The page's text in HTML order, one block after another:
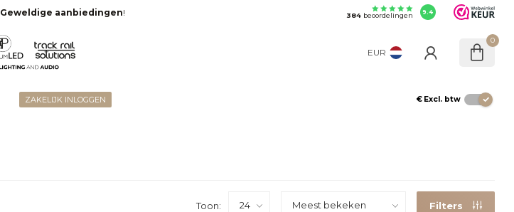
Geweldige aanbiedingen! 384beoordelingen 9.4
EUR
0
ZAKELIJK INLOGGEN € Excl. btw
Toon: Filters